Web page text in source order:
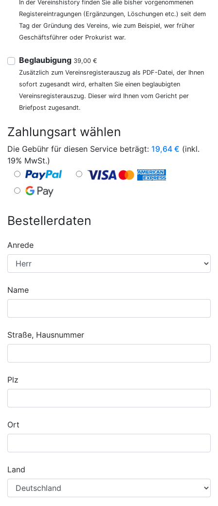
In der Vereinshistory finden Sie alle bisher vorgenommenen
Registereintragungen (Ergänzungen, Löschungen etc.) seit dem
Tag der Gründung des Vereins, wie zum Beispiel, wer früher
Geschäftsführer oder Prokurist war.
Beglaubigung 39,00 €
Zusätzlich zum Vereinsregisterauszug als PDF-Datei, der Ihnen
sofort zugesandt wird, erhalten Sie einen beglaubigten
Vereinsregisterauszug. Dieser wird Ihnen vom Gericht per
Briefpost zugesandt.
Zahlungsart wählen
Die Gebühr für diesen Service beträgt: 19,64 € (inkl.
19% MwSt.)
Bestellerdaten
Anrede
Name
Straße, Hausnummer
Plz
Ort
Land